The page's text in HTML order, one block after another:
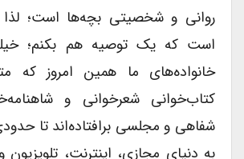
روانی و شخصیتی بچه‌ها است؛
است که یک توصیه هم بکنم؛
خانواده‌های ما همین امروز که
کتاب‌خوانی شعرخوانی و
شفاهی و مجلسی برافتاده‌اند تا
به دنیای مجازی، اینترنت، تلویزیون